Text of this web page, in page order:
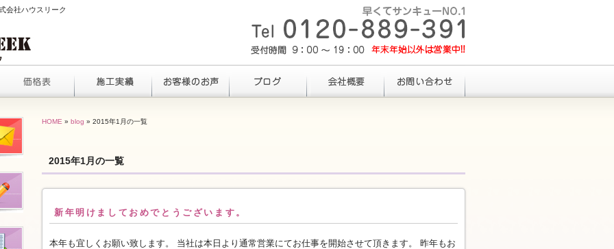
会社ハウスリーク
HOME » blog » 2015年1月の一覧
2015年1月の一覧
新年明けましておめでとうございます。
本年も宜しくお願い致します。 当社は本日より通常営業にてお仕事を開始させて頂きます。 昨年もお